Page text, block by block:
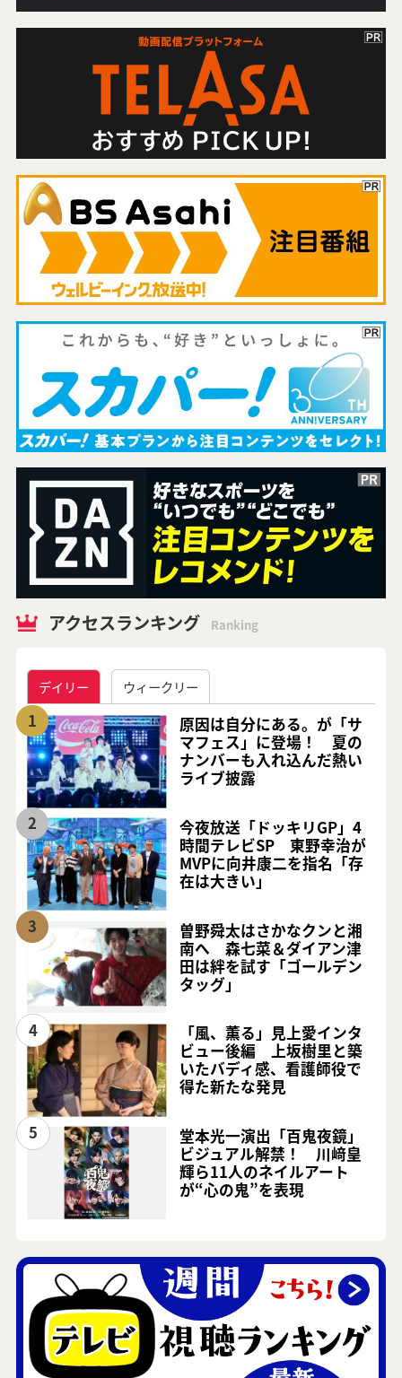
アクセスランキング Ranking
デイリー ウィークリー
1
原因は自分にある。が「サ
マフェス」に登場！ 夏の
ナンバーも入れ込んだ熱い
ライブ披露
2
今夜放送「ドッキリGP」4
時間テレビSP 東野幸治が
MVPに向井康二を指名「存
在は大きい」
3
曽野舜太はさかなクンと湘
南へ 森七菜＆ダイアン津
田は絆を試す「ゴールデン
タッグ」
4
「風、薫る」見上愛インタ
ビュー後編 上坂樹里と築
いたバディ感、看護師役で
得た新たな発見
5
堂本光一演出「百鬼夜鏡」
ビジュアル解禁！ 川﨑皇
輝ら11人のネイルアート
が“心の鬼”を表現